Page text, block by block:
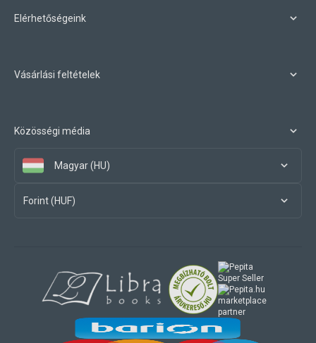
Elérhetőségeink
Vásárlási feltételek
Közösségi média
Magyar (HU)
Forint (HUF)
marketplace
partner